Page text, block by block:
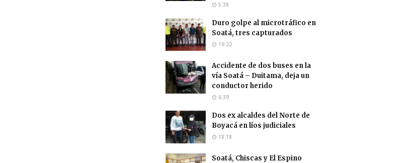
5:38
Duro golpe al microtráfico en
Soatá, tres capturados
19:22
Accidente de dos buses en la
vía Soatá – Duitama, deja un
conductor herido
6:39
Dos ex alcaldes del Norte de
Boyacá en líos judiciales
18:18
Soatá, Chiscas y El Espino